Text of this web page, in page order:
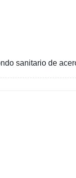
sanitario de